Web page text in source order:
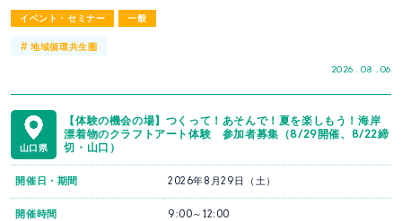
イベント・セミナー 一般
2026 . 08 . 06
#地域循環共生圏
山口県
【体験の機会の場】つくって！あそんで！夏を楽しもう！海岸
漂着物のクラフトアート体験 参加者募集（8/29開催、8/22締
切・山口）
開催日・期間 2026年8月29日（土）
開催時間 9:00～12:00